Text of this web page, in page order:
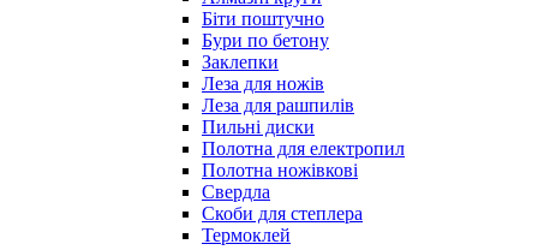
Біти поштучно
Бури по бетону
Заклепки
Леза для ножів
Леза для рашпилів
Пильні диски
Полотна для електропил
Полотна ножівкові
Свердла
Скоби для степлера
Термоклей